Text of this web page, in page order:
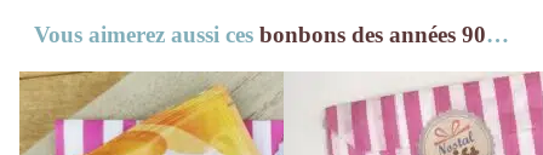
Vous aimerez aussi ces bonbons des années 90…